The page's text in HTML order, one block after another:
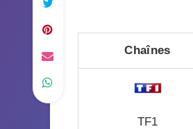
Chaînes
TF1